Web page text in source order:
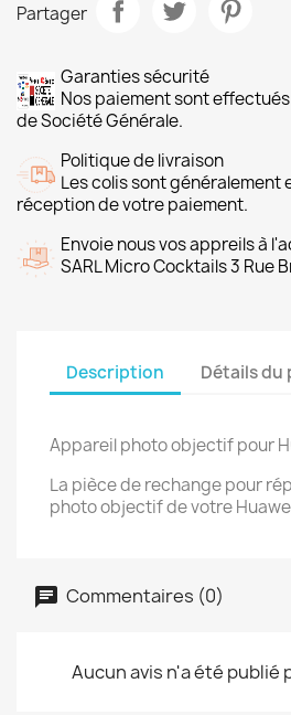
Partager
Garanties sécurité
Nos paiement sont effectués
de Société Générale.
Politique de livraison
Les colis sont généralement
réception de votre paiement.
Envoie nous vos appreils à
SARL Micro Cocktails 3 Rue
Description Détails
Appareil photo objectif pour
La pièce de rechange pour
photo objectif de votre
Commentaires (0)
Aucun avis n'a été publié